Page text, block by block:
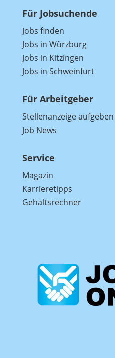
Für Jobsuchende
Jobs finden
Jobs in Würzburg
Jobs in Kitzingen
Jobs in Schweinfurt
Für Arbeitgeber
Stellenanzeige aufgeben
Job News
Service
Magazin
Karrieretipps
Gehaltsrechner